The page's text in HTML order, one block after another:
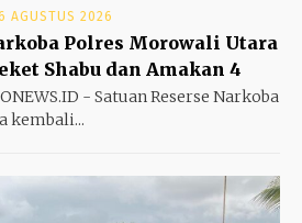
AGUSTUS 2026
Polres Morowali Utara
Shabu dan Amakan 4
- Satuan Reserse Narkoba
kembali...